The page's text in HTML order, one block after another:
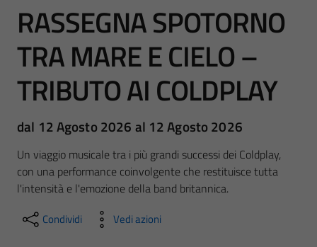
RASSEGNA SPOTORNO
TRA MARE E CIELO –
TRIBUTO AI COLDPLAY
dal 12 Agosto 2026 al 12 Agosto 2026
Un viaggio musicale tra i più grandi successi dei Coldplay,
con una performance coinvolgente che restituisce tutta
l'intensità e l'emozione della band britannica.
Condividi Vedi azioni